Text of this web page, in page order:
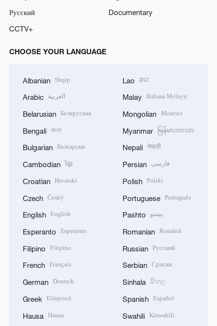
Русский
Documentary
CCTV+
CHOOSE YOUR LANGUAGE
Albanian Shqip
Arabic العربية
Belarusian Беларуская
Bengali বাংলা
Bulgarian Български
Cambodian ខ្មែរ
Croatian Hrvatski
Czech Český
English English
Esperanto Esperanto
Filipino Filipino
French Français
German Deutsch
Greek Ελληνικά
Hausa Hausa
Lao ລາວ
Malay Bahasa Melayu
Mongolian Монгол
Myanmar မြန်မာဘာသာ
Nepali नेपाली
Persian فارسی
Polish Polski
Portuguese Português
Pashto پښتو
Romanian Română
Russian Русский
Serbian Српски
Sinhala සිංහල
Spanish Español
Swahili Kiswahili